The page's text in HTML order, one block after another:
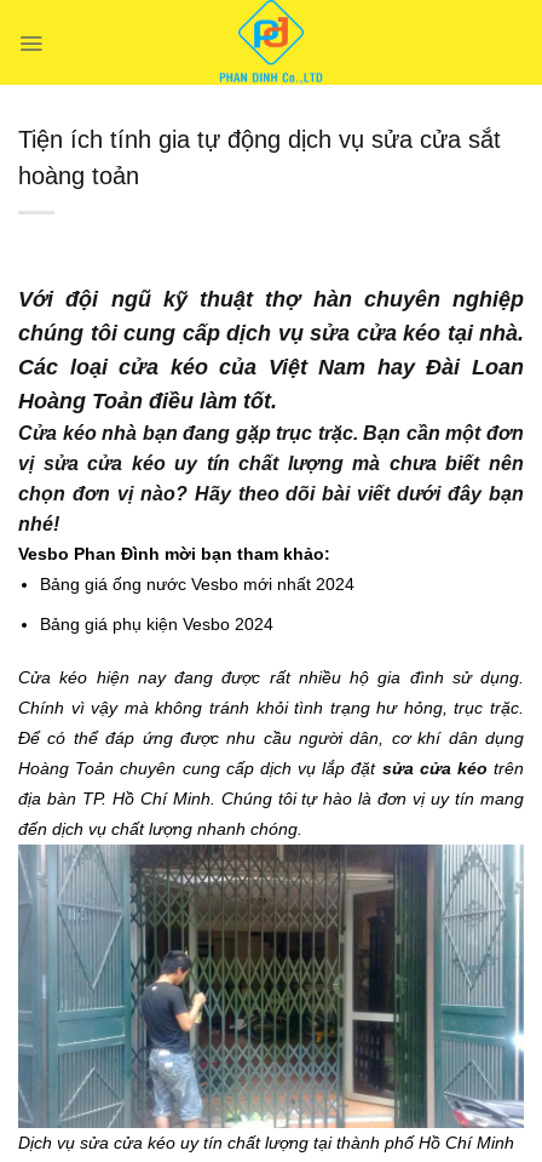
đến
Tiện ích tính gia tự động dịch vụ sửa cửa sắt
hoàng toản
Với đội ngũ kỹ thuật thợ hàn chuyên nghiệp
chúng tôi cung cấp dịch vụ sửa cửa kéo tại nhà.
Các loại cửa kéo của Việt Nam hay Đài Loan
Hoàng Toản điều làm tốt.
Cửa kéo nhà bạn đang gặp trục trặc. Bạn cần một đơn
vị sửa cửa kéo uy tín chất lượng mà chưa biết nên
chọn đơn vị nào? Hãy theo dõi bài viết dưới đây bạn
nhé!
Vesbo Phan Đình mời bạn tham khảo:
Bảng giá ống nước Vesbo mới nhất 2024
Bảng giá phụ kiện Vesbo 2024
Cửa kéo hiện nay đang được rất nhiều hộ gia đình sử dụng.
Chính vì vậy mà không tránh khỏi tình trạng hư hỏng, trục trặc.
Để có thể đáp ứng được nhu cầu người dân, cơ khí dân dụng
Hoàng Toản chuyên cung cấp dịch vụ lắp đặt sửa cửa kéo trên
địa bàn TP. Hồ Chí Minh. Chúng tôi tự hào là đơn vị uy tín mang
đến dịch vụ chất lượng nhanh chóng.
Dịch vụ sửa cửa kéo uy tín chất lượng tại thành phố Hồ Chí Minh